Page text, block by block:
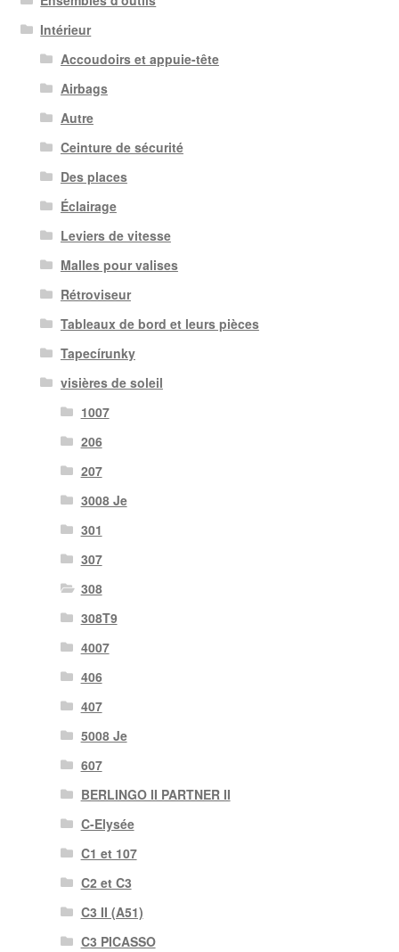
Intérieur
Accoudoirs et appuie-tête
Airbags
Autre
Ceinture de sécurité
Des places
Éclairage
Leviers de vitesse
Malles pour valises
Rétroviseur
Tableaux de bord et leurs pièces
Tapecírunky
visières de soleil
1007
206
207
3008 Je
301
307
308
308T9
4007
406
407
5008 Je
607
BERLINGO II PARTNER II
C-Elysée
C1 et 107
C2 et C3
C3 II (A51)
C3 PICASSO